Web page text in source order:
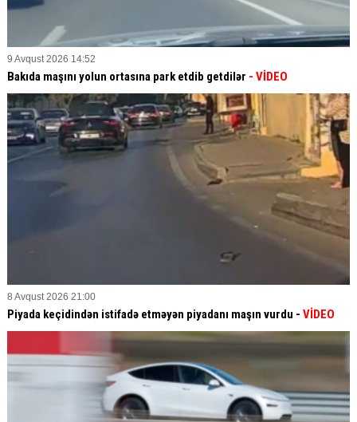
9 Avqust 2026 14:52
Bakıda maşını yolun ortasına park etdib getdilər - VİDEO
8 Avqust 2026 21:00
Piyada keçidindən istifadə etməyən piyadanı maşın vurdu - VİDEO